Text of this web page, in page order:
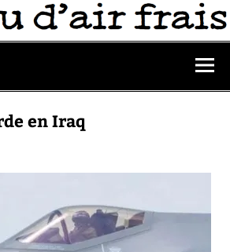
en Iraq